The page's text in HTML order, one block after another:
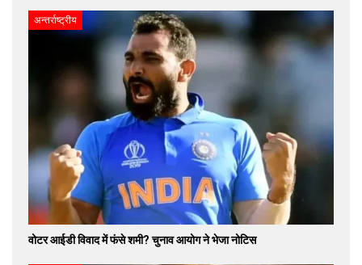
अन्तर्राष्ट्रीय
वोटर आईडी विवाद में फंसे शमी? चुनाव आयोग ने भेजा नोटिस